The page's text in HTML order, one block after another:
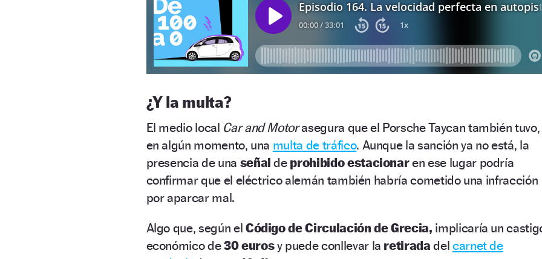
¿Y la multa?
El medio local Car and Motorasegura que el Porsche Taycan también tuvo,
en algún momento, una multa de tráfico. Aunque la sanción ya no está, la
presencia de una señalde prohibido estacionaren ese lugar podría
confirmar que el eléctrico alemán también habría cometido una infracción
por aparcar mal.
Algo que, según el Código de Circulación de Grecia, implicaría un
económico de30 eurosy puede conllevar la retiradadel carnet de